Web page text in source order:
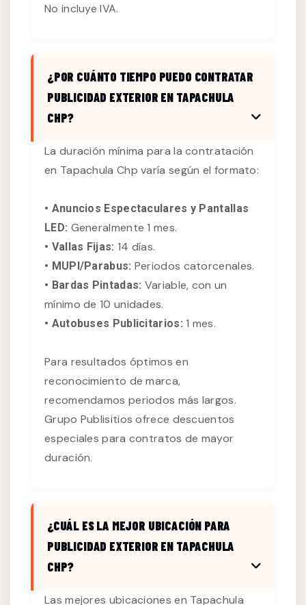
No incluye IVA.
¿POR CUÁNTO TIEMPO PUEDO CONTRATAR
PUBLICIDAD EXTERIOR EN TAPACHULA
CHP?
La duración mínima para la contratación
en Tapachula Chp varía según el formato:
• Anuncios Espectaculares y Pantallas
LED: Generalmente 1 mes.
• Vallas Fijas: 14 días.
• MUPI/Parabus: Periodos catorcenales.
• Bardas Pintadas: Variable, con un
mínimo de 10 unidades.
• Autobuses Publicitarios: 1 mes.
Para resultados óptimos en
reconocimiento de marca,
recomendamos periodos más largos.
Grupo Publisitios ofrece descuentos
especiales para contratos de mayor
duración.
¿CUÁL ES LA MEJOR UBICACIÓN PARA
PUBLICIDAD EXTERIOR EN TAPACHULA
CHP?
Las mejores ubicaciones en Tapachula